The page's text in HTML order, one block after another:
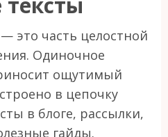
это часть целостной
Одиночное
ощутимый
в цепочку
в блоге, рассылки,
гайды.